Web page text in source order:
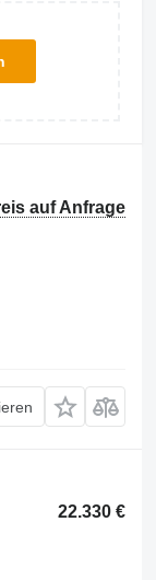
auf Anfrage
22.330 €